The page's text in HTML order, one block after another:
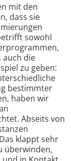
mit den
dass sie
sowohl
auch die
zu geben:
bestimmter
haben wir
Abseits von
klappt sehr
überwinden,